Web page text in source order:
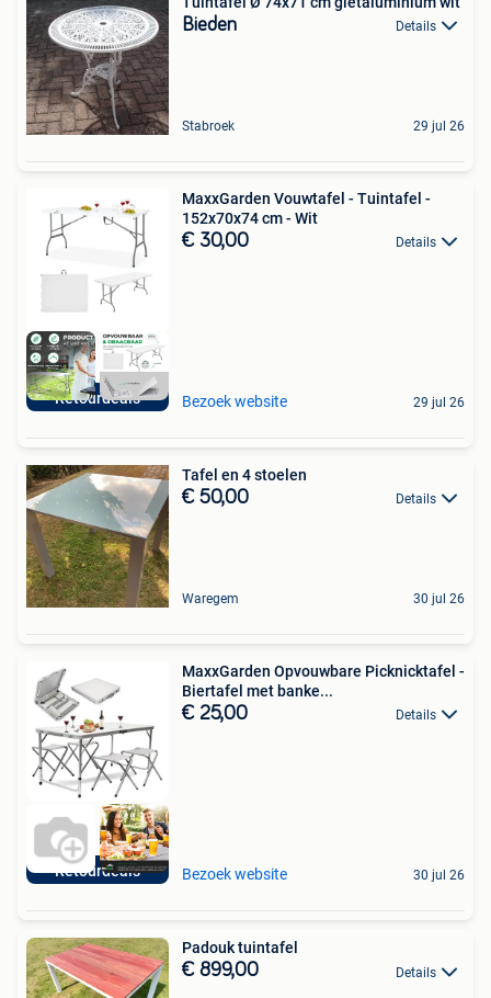
Bieden Details
Stabroek 29 jul 26
Retourdeals
MaxxGarden Vouwtafel - Tuintafel -
152x70x74 cm - Wit
€ 30,00 Details
Bezoek website 29 jul 26
Tafel en 4 stoelen
€ 50,00 Details
Waregem 30 jul 26
Retourdeals
MaxxGarden Opvouwbare Picknicktafel -
Biertafel met banke...
€ 25,00 Details
Bezoek website 30 jul 26
Padouk tuintafel
€ 899,00 Details